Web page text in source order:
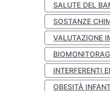
SALUTE DEL
SOSTANZE
VALUTAZIONE
INTERFERENTI
OBESITÀ